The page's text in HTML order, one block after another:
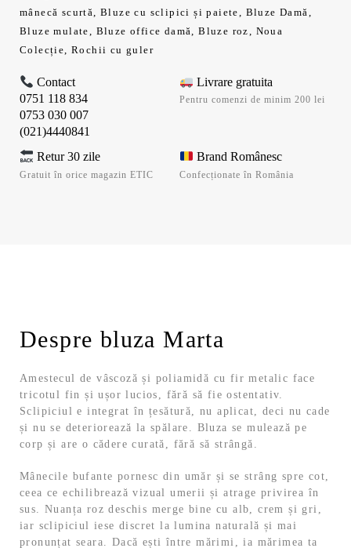
mânecă scurtă,Bluze cu sclipici și paiete, Bluze Damă,
Bluze mulate, Bluze office damă,Bluze roz, Noua
Colecție,Rochii cu guler
Contact
0751 118 834
0753 030 007
(021)4440841
Livrare gratuita
Pentru comenzi de minim 200 lei
Retur 30 zile
Gratuit în orice magazin ETIC
Brand Românesc
Confecționate în România
Despre bluza Marta
Amestecul de vâscoză și poliamidă cu fir metalic face
tricotul fin și ușor lucios, fără să fie ostentativ.
Sclipiciul e integrat în țesătură, nu aplicat, deci nu cade
și nu se deteriorează la spălare. Bluza se mulează pe
corp și are o cădere curată, fără să strângă.
Mânecile bufante pornesc din umăr și se strâng spre cot,
ceea ce echilibrează vizual umerii și atrage privirea în
sus. Nuanța roz deschis merge bine cu alb, crem și gri,
iar sclipiciul iese discret la lumina naturală și mai
pronunțat seara. Dacă ești între mărimi, ia mărimea ta